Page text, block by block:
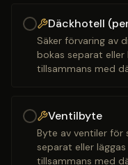
Däckhotell
Säker förvaring av
bokas separat eller
tillsammans med
Ventilbyte
Byte av ventiler för
separat eller
tillsammans med